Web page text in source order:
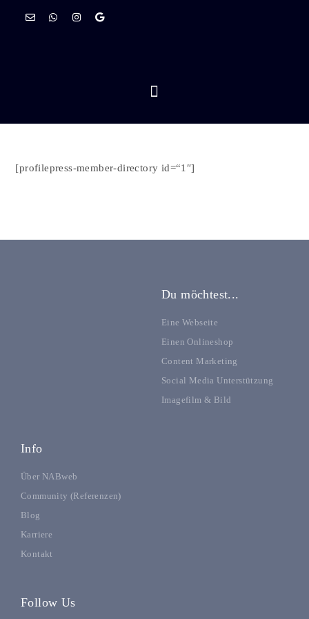
[profilepress-member-directory id=“1″]
Du möchtest...
Eine Webseite
Einen Onlineshop
Content Marketing
Social Media Unterstützung
Imagefilm & Bild
Info
Über NABweb
Community (Referenzen)
Blog
Karriere
Kontakt
Follow Us